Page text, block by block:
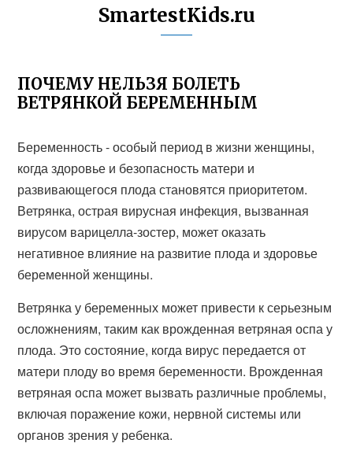
SmartestKids.ru
ПОЧЕМУ НЕЛЬЗЯ БОЛЕТЬ
ВЕТРЯНКОЙ БЕРЕМЕННЫМ
Беременность - особый период в жизни женщины,
когда здоровье и безопасность матери и
развивающегося плода становятся приоритетом.
Ветрянка, острая вирусная инфекция, вызванная
вирусом варицелла-зостер, может оказать
негативное влияние на развитие плода и здоровье
беременной женщины.
Ветрянка у беременных может привести к серьезным
осложнениям, таким как врожденная ветряная оспа у
плода. Это состояние, когда вирус передается от
матери плоду во время беременности. Врожденная
ветряная оспа может вызвать различные проблемы,
включая поражение кожи, нервной системы или
органов зрения у ребенка.